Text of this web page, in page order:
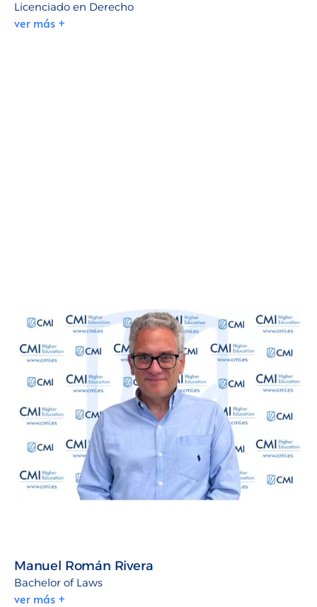
Licenciado en Derecho
ver más +
Manuel Román Rivera
Bachelor of Laws
ver más +